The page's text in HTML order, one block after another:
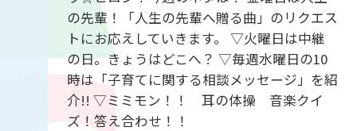
の先輩！「人生の先輩へ贈る曲」のリクエス
トにお応えしていきます。 ▽火曜日は中継
の日。きょうはどこへ？ ▽毎週水曜日の10
時は「子育てに関する相談メッセージ」を紹
介!! ▽ミミモン！！ 耳の体操 音楽クイ
ズ！答え合わせ！！